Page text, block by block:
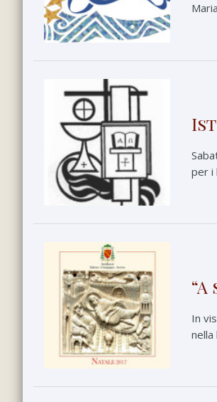
per i
In